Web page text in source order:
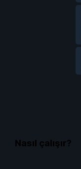
Nasıl çalışır?